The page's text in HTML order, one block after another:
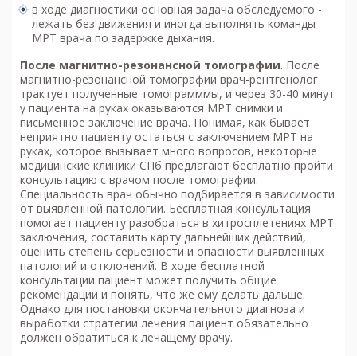
в ходе диагностики основная задача обследуемого -
лежать без движения и иногда выполнять команды
МРТ врача по задержке дыхания.
После магнитно-резонансной томографии. После
магнитно-резонансной томографии врач-рентгенолог
трактует полученные томограмммы, и через 30-40 минут
у пациента на руках оказываются МРТ снимки и
письменное заключение врача. Понимая, как бывает
неприятно пациенту остаться с заключением МРТ на
руках, которое вызывает много вопросов, некоторые
медицинские клиники СПб предлагают бесплатно пройти
консультацию с врачом после томографии.
Специальность врач обычно подбирается в зависимости
от выявленной патологии. Бесплатная консультация
помогает пациенту разобраться в хитросплетениях МРТ
заключения, составить карту дальнейших действий,
оценить степень серьёзности и опасности выявленных
патологий и отклонений. В ходе бесплатной
консультации пациент может получить общие
рекомендации и понять, что же ему делать дальше.
Однако для постановки окончательного диагноза и
выработки стратегии лечения пациент обязательно
должен обратиться к лечащему врачу.